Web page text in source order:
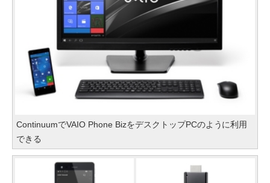
ContinuumでVAIO Phone BizをデスクトップPCのように利用
できる